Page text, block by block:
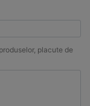
placute de